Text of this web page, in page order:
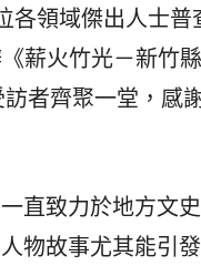
各領域傑出人士
薪火竹光－新竹
者齊聚一堂，感
直致力於地方文
物故事尤其能引